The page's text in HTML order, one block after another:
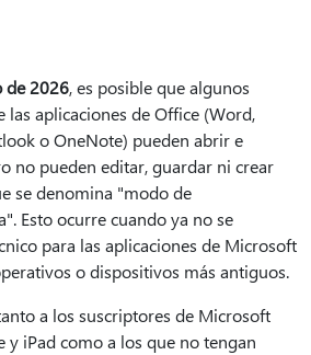
de 2026, es posible que algunos
las aplicaciones de Office (Word,
o OneNote) pueden abrir e
no pueden editar, guardar ni crear
se denomina "modo de
Esto ocurre cuando ya no se
para las aplicaciones de Microsoft
o dispositivos más antiguos.
a los suscriptores de Microsoft
y iPad como a los que no tengan